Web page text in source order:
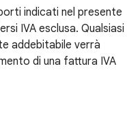
indicati nel presente
IVA esclusa. Qualsiasi
addebitabile verrà
di una fattura IVA